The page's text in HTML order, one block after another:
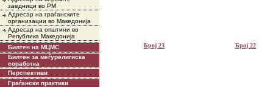
заедници во РМ
Адресар на граѓанските
организации во Македонија
Адресар на општини во
Република Македонија
Билтен на МЦМС
Билтен за меѓурелигиска
соработка
Перспективи
Граѓански практики
Број 23 Број 22